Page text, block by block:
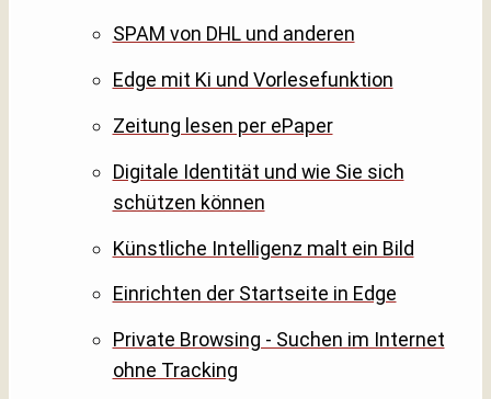
SPAM von DHL und anderen
Edge mit Ki und Vorlesefunktion
Zeitung lesen per ePaper
Digitale Identität und wie Sie sich
schützen können
Künstliche Intelligenz malt ein Bild
Einrichten der Startseite in Edge
Private Browsing - Suchen im Internet
ohne Tracking